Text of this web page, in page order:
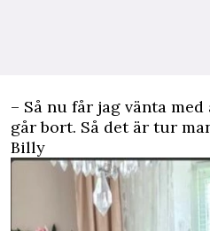
– Så nu får jag vänta
går bort. Så det är tur
Billy